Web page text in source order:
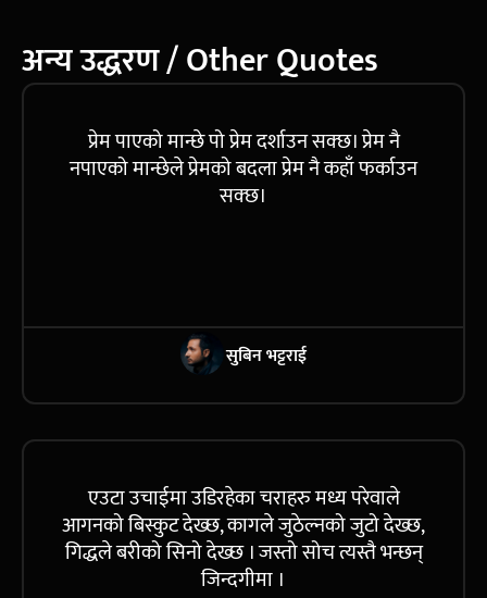
अन्य उद्धरण / Other Quotes
प्रेम पाएको मान्छे पो प्रेम दर्शाउन सक्छ। प्रेम नै
नपाएको मान्छेले प्रेमको बदला प्रेम नै कहाँ फर्काउन
सक्छ।
सुबिन भट्टराई
एउटा उचाईमा उडिरहेका चराहरु मध्य परेवाले
आगनको बिस्कुट देख्छ, कागले जुठेल्नको जुटो देख्छ,
गिद्धले बरीको सिनो देख्छ । जस्तो सोच त्यस्तै भन्छन्
जिन्दगीमा ।